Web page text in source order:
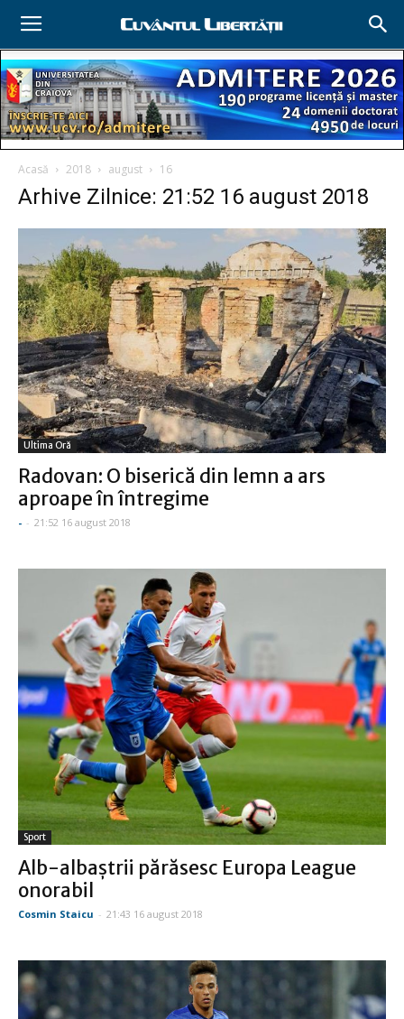
Acasă 2018 august 16
Arhive Zilnice: 21:52 16 august 2018
Ultima Oră
Radovan: O biserică din lemn a ars
aproape în întregime
- - 21:52 16 august 2018
Sport
Alb-albaştrii părăsesc Europa League
onorabil
Cosmin Staicu - 21:43 16 august 2018